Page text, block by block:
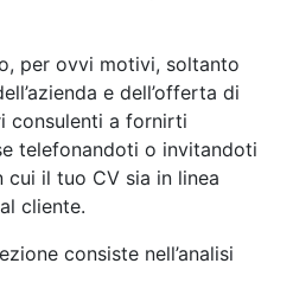
per ovvi motivi, soltanto
e dell’offerta di
consulenti a fornirti
telefonandoti o invitandoti
il tuo CV sia in linea
cliente.
consiste nell’analisi